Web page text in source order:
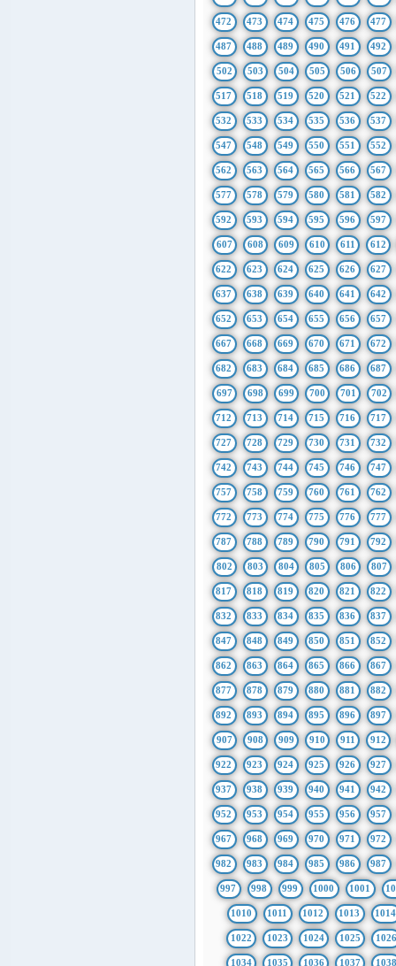
472 473 474 475 476 477
487 488 489 490 491 492
502 503 504 505 506 507
517 518 519 520 521 522
532 533 534 535 536 537
547 548 549 550 551 552
562 563 564 565 566 567
577 578 579 580 581 582
592 593 594 595 596 597
607 608 609 610 611 612
622 623 624 625 626 627
637 638 639 640 641 642
652 653 654 655 656 657
667 668 669 670 671 672
682 683 684 685 686 687
697 698 699 700 701 702
712 713 714 715 716 717
727 728 729 730 731 732
742 743 744 745 746 747
757 758 759 760 761 762
772 773 774 775 776 777
787 788 789 790 791 792
802 803 804 805 806 807
817 818 819 820 821 822
832 833 834 835 836 837
847 848 849 850 851 852
862 863 864 865 866 867
877 878 879 880 881 882
892 893 894 895 896 897
907 908 909 910 911 912
922 923 924 925 926 927
937 938 939 940 941 942
952 953 954 955 956 957
967 968 969 970 971 972
982 983 984 985 986 987
997 998 999 1000 1001
1010 1011 1012 1013 1014
1022 1023 1024 1025 1026
1034 1035 1036 1037 1038